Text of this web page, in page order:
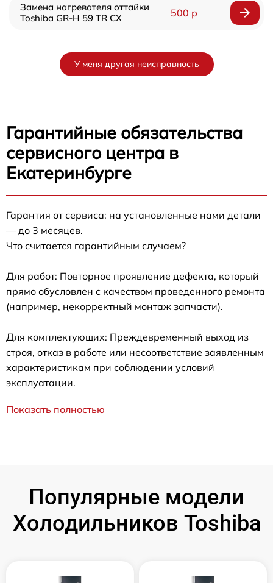
Замена нагревателя оттайки
Toshiba GR-H 59 TR CX
500 р
У меня другая неисправность
Гарантийные обязательства
сервисного центра в
Екатеринбурге
Гарантия от сервиса: на установленные нами детали
— до 3 месяцев.
Что считается гарантийным случаем?
Для работ: Повторное проявление дефекта, который
прямо обусловлен с качеством проведенного ремонта
(например, некорректный монтаж запчасти).
Для комплектующих: Преждевременный выход из
строя, отказ в работе или несоответствие заявленным
характеристикам при соблюдении условий
эксплуатации.
Показать полностью
Популярные модели
Холодильников Toshiba